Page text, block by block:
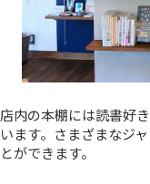
店内の本棚には読書好
います。さまざまなジ
とができます。